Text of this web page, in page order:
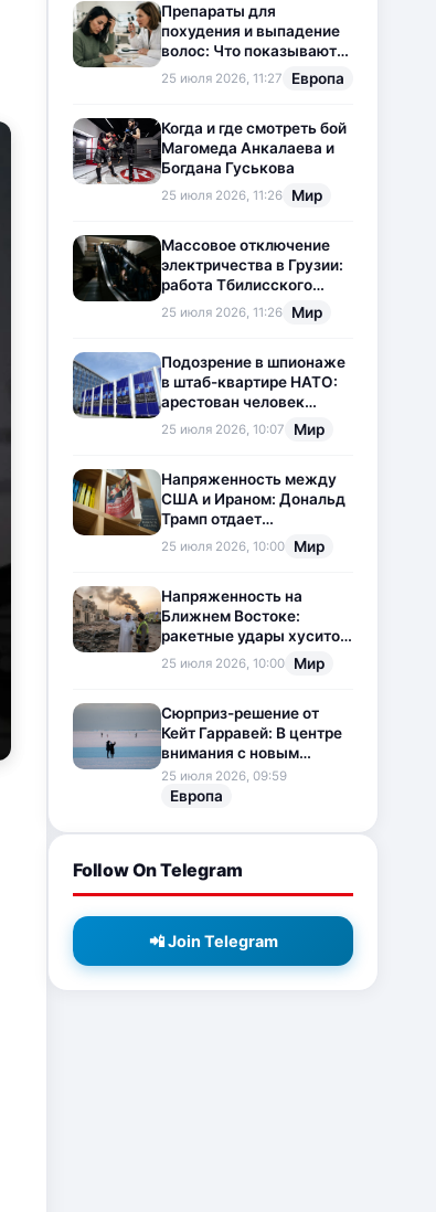
Препараты для
похудения и выпадение
волос: Что показывают
новые исследования?
25 июля 2026, 11:27 Европа
Когда и где смотреть бой
Магомеда Анкалаева и
Богдана Гуськова
25 июля 2026, 11:26 Мир
Массовое отключение
электричества в Грузии:
работа Тбилисского
метрополитена
приостановлена
25 июля 2026, 11:26 Мир
Подозрение в шпионаже
в штаб-квартире НАТО:
арестован человек
китайского
происхождения
25 июля 2026, 10:07 Мир
Напряженность между
США и Ираном: Дональд
Трамп отдает
предпочтение
дипломатии
25 июля 2026, 10:00 Мир
Напряженность на
Ближнем Востоке:
ракетные удары хуситов
по Саудовской Аравии
загоняют ситуацию в
25 июля 2026, 10:00 Мир
Сюрприз-решение от
Кейт Гарравей: В центре
внимания с новым
любовным
приключением
25 июля 2026, 09:59
Европа
Follow On Telegram
📲 Join Telegram